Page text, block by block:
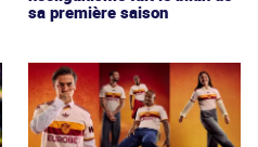
sa première saison